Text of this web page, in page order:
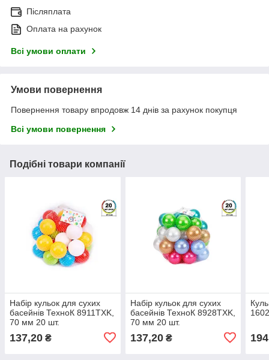
Післяплата
Оплата на рахунок
Всі умови оплати
Умови повернення
Повернення товару впродовж 14 днів за рахунок покупця
Всі умови повернення
Подібні товари компанії
Набір кульок для сухих
басейнів ТехноК 8911TXK,
70 мм 20 шт.
137,20 ₴
Набір кульок для сухих
басейнів ТехноК 8928TXK,
70 мм 20 шт.
137,20₴